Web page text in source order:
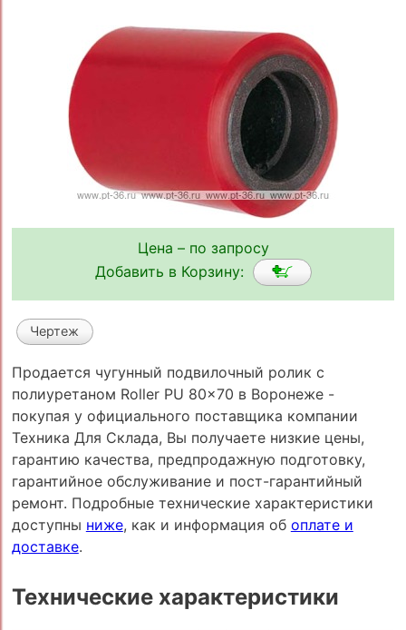
Цена – по запросу
Добавить в Корзину:
Чертеж
Продается чугунный подвилочный ролик с
полиуретаном Roller PU 80x70 в Воронеже -
покупая у официального поставщика компании
Техника Для Склада, Вы получаете низкие цены,
гарантию качества, предпродажную подготовку,
гарантийное обслуживание и пост-гарантийный
ремонт. Подробные технические характеристики
доступны ниже, как и информация об оплате и
доставке.
Технические характеристики